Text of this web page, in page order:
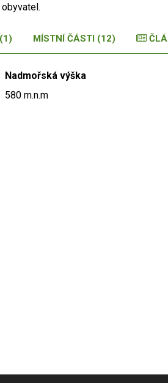
obyvatel.
MÍSTNÍ ČÁSTI (12)
Nadmořská výška
580 m.n.m